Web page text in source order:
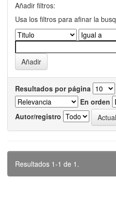
Añadir filtros:
Usa los filtros para afinar la
Resultados por página
En orden
Autor/registro
Resultados 1-1 de 1.